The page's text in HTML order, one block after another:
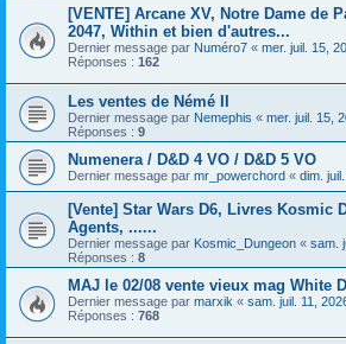
[VENTE] Arcane XV, Notre Dame de
2047, Within et bien d'autres...
Dernier message par Numéro7 « mer. juil. 15,
Réponses : 162
Les ventes de Némé II
Dernier message par Nemephis « mer. juil. 15,
Réponses : 9
Numenera / D&D 4 VO / D&D 5 VO
Dernier message par mr_powerchord « dim.
[Vente] Star Wars D6, Livres Kosmic
Agents, ......
Dernier message par Kosmic_Dungeon « sam.
Réponses : 8
MAJ le 02/08 vente vieux mag White
Dernier message par marxik « sam. juil. 11,
Réponses : 768